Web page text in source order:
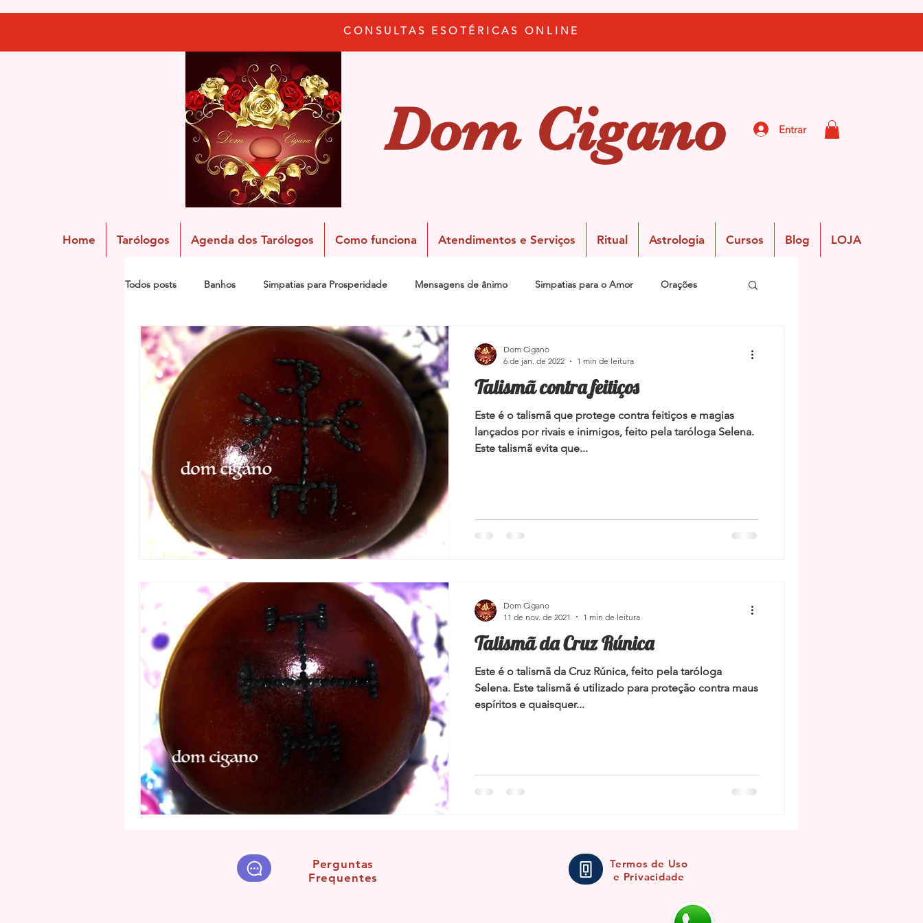
CONSULTAS ESOTÉRICAS ONLINE
Dom Cigano Entrar
Home Tarólogos Agenda dos Tarólogos Como funciona Atendimentos e Serviços Ritual Astrologia Cursos Blog LOJA
Todos posts Banhos Simpatias para Prosperidade Mensagens de ânimo Simpatias para o Amor Orações
Simpatias para proteção e limpeza Simpatias para a família
Amuletos e Talismãs Feng Shui Oráculos Ervas
Talismã contra feitiços
Este é o talismã que protege contra feitiços e magias
lançados por rivais e inimigos, feito pela taróloga Selena.
Este talismã evita que...
Dom Cigano
6 de jan. de 2022
1 min de leitura
Talismã da Cruz Rúnica
Este é o talismã da Cruz Rúnica, feito pela taróloga
Selena. Este talismã é utilizado para proteção contra maus
espíritos e quaisquer...
Dom Cigano
11 de nov. de 2021
1 min de leitura
Perguntas
Frequentes
Termos de Uso
e Privacidade